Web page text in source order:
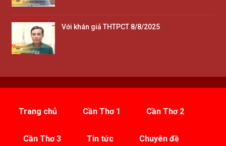
Với khán giả THTPCT 8/8/2025
Trang chủ Cần Thơ 1 Cần Thơ 2
Cần Thơ 3 Tin tức Chuyên đề